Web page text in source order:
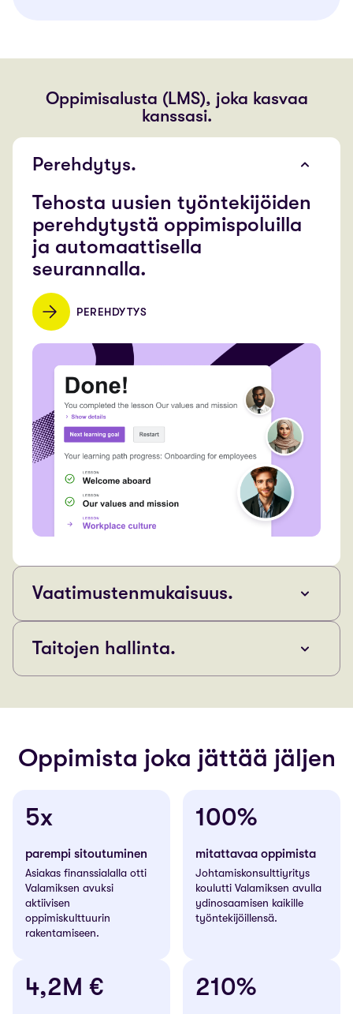
Oppimisalusta (LMS), joka kasvaa
kanssasi.
Perehdytys.
Tehosta uusien työntekijöiden
perehdytystä oppimispoluilla
ja automaattisella
seurannalla.
PEREHDYTYS
Vaatimustenmukaisuus.
Taitojen hallinta.
Oppimista joka jättää jäljen
5x
parempi sitoutuminen
Asiakas finanssialalla otti
Valamiksen avuksi
aktiivisen
oppimiskulttuurin
rakentamiseen.
100%
mitattavaa oppimista
Johtamiskonsulttiyritys
koulutti Valamiksen avulla
ydinosaamisen kaikille
työntekijöillensä.
4,2M € 210%